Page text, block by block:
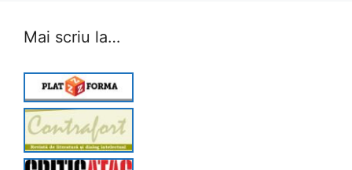
Mai scriu la…